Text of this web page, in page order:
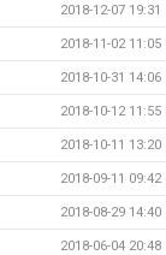
2018-12-07 19:31
2018-11-02 11:05
2018-10-31 14:06
2018-10-12 11:55
2018-10-11 13:20
2018-09-11 09:42
2018-08-29 14:40
2018-06-04 20:48